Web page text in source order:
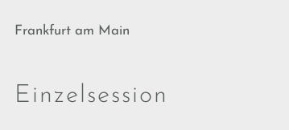
Frankfurt am Main
Einzelsession